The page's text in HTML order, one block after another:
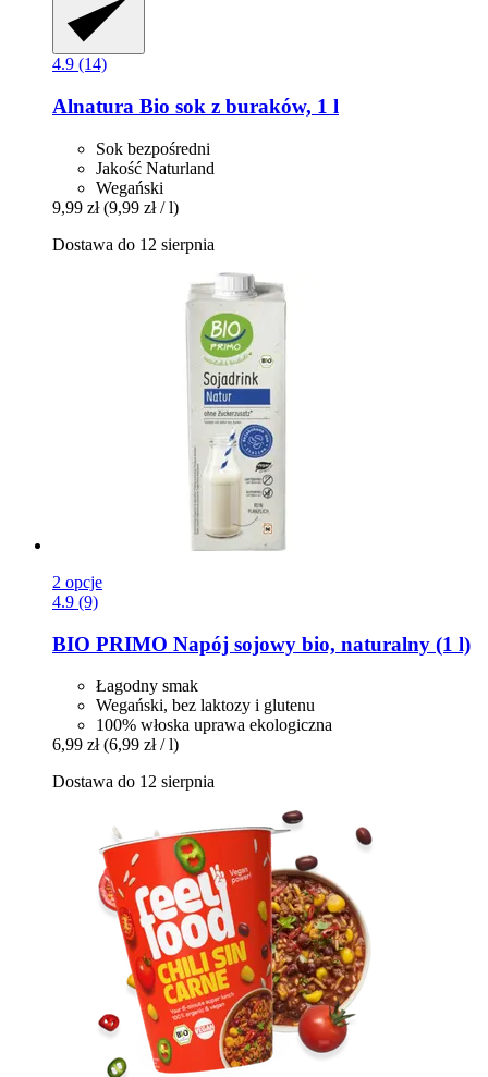
4.9 (14)
Alnatura Bio sok z buraków, 1 l
Sok bezpośredni
Jakość Naturland
Wegański
9,99 zł (9,99 zł / l)
Dostawa do 12 sierpnia
2 opcje
4.9 (9)
BIO PRIMO Napój sojowy bio, naturalny (1 l)
Łagodny smak
Wegański, bez laktozy i glutenu
100% włoska uprawa ekologiczna
6,99 zł (6,99 zł / l)
Dostawa do 12 sierpnia